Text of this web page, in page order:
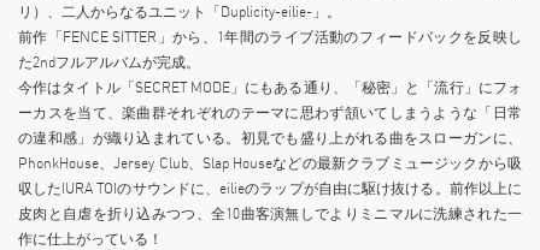
リ）、二人からなるユニット「Duplicity-eilie-」。
前作「FENCE SITTER」から、1年間のライブ活動のフィードバックを反映し
た2ndフルアルバムが完成。
今作はタイトル「SECRET MODE」にもある通り、「秘密」と「流行」にフォ
ーカスを当て、楽曲群それぞれのテーマに思わず頷いてしまうような「日常
の違和感」が織り込まれている。初見でも盛り上がれる曲をスローガンに、
PhonkHouse、Jersey Club、Slap Houseなどの最新クラブミュージックから吸
収したIURA TOIのサウンドに、eilieのラップが自由に駆け抜ける。前作以上に
皮肉と自虐を折り込みつつ、全10曲客演無しでよりミニマルに洗練された一
作に仕上がっている！